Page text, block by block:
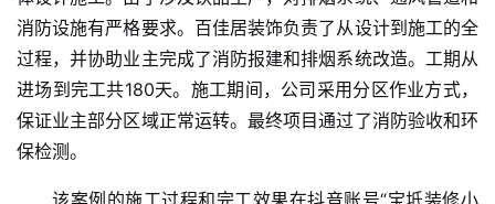
财
经
商
业
A
消防设施有严格要求。百佳居装饰负责了从设计到施工的全
过程，并协助业主完成了消防报建和排烟系统改造。工期从
进场到完工共180天。施工期间，公司采用分区作业方式，
保证业主部分区域正常运转。最终项目通过了消防验收和环
保检测。